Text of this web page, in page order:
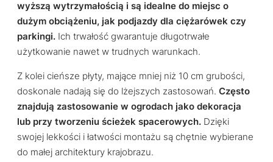
wyższą wytrzymałością i są idealne do miejsc o
dużym obciążeniu, jak podjazdy dla ciężarówek czy
parkingi. Ich trwałość gwarantuje długotrwałe
użytkowanie nawet w trudnych warunkach.
Z kolei cieńsze płyty, mające mniej niż 10 cm grubości,
doskonale nadają się do lżejszych zastosowań. Często
znajdują zastosowanie w ogrodach jako dekoracja
lub przy tworzeniu ścieżek spacerowych. Dzięki
swojej lekkości i łatwości montażu są chętnie wybierane
do małej architektury krajobrazu.